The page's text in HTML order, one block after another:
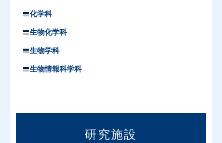
化学科
生物化学科
生物学科
生物情報科学科
研究施設